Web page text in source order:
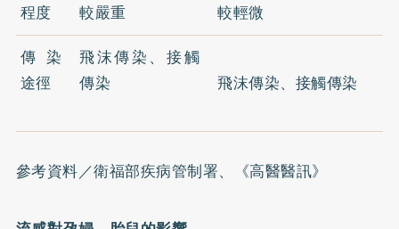
程度
較嚴重
較輕微
傳染
途徑
飛沫傳染、接觸
傳染
飛沫傳染、接觸傳染
參考資料／衛福部疾病管制署、《高醫醫訊》